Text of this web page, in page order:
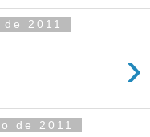
2011
›
de 2011